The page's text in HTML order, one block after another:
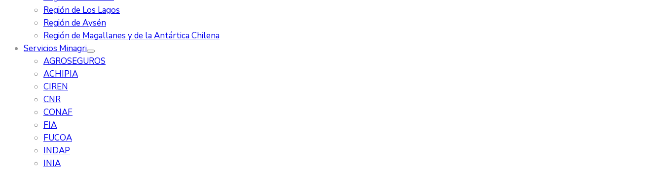
Región de Los Lagos
Región de Aysén
Región de Magallanes y de la Antártica Chilena
Servicios Minagri
AGROSEGUROS
ACHIPIA
CIREN
CNR
CONAF
FIA
FUCOA
INDAP
INIA